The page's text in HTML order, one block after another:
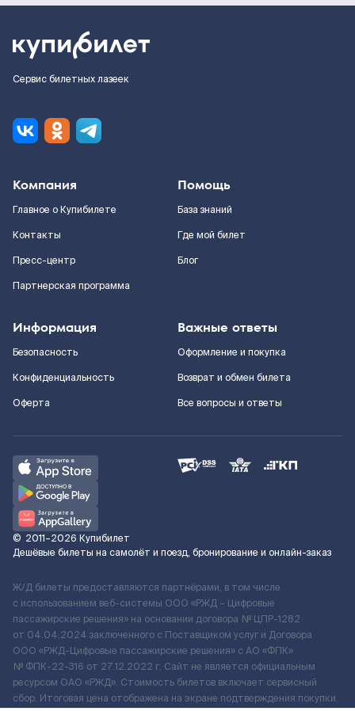
Сервис билетных лазеек
Компания
Главное о Купибилете
Контакты
Пресс-центр
Партнерская программа
Помощь
База знаний
Где мой билет
Блог
Информация
Безопасность
Конфиденциальность
Оферта
Важные ответы
Оформление и покупка
Возврат и обмен билета
Все вопросы и ответы
© 2011–2026 Купибилет
Дешёвые билеты на самолёт и поезд, бронирование и онлайн-заказ
Ж/Д билеты предоставляются партнёрами, в том числе
с использованием веб-системы ООО «РЖД – Цифровые
пассажирские решения» на основании договора № ЦПР-1282
от 04.04.2024 заключенного с Поставщиком услуг и Договора
ООО «РЖД-Цифровые пассажирские решения» c АО «ФПК»
№ ФПК-22-316 от 27.12.2022 г. Сайт не является официальным
ресурсом ОАО «РЖД». Стоимость билетов включает сервисный
сбор. Итоговая цена отображена на экране подтверждения покупки.